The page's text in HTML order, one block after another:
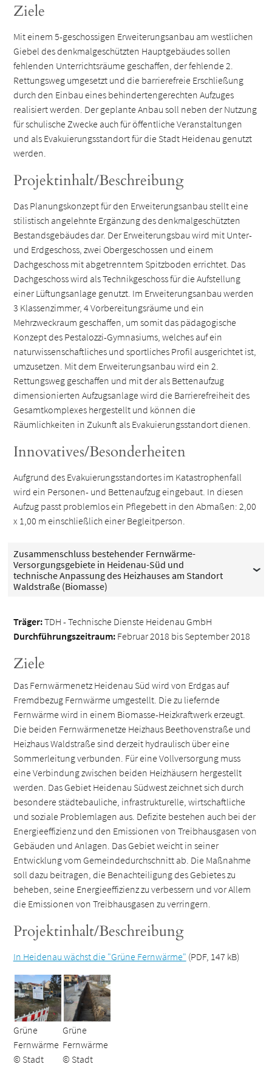
Ziele
Mit einem 5-geschossigen Erweiterungsanbau am westlichen
Giebel des denkmalgeschützten Hauptgebäudes sollen
fehlenden Unterrichtsräume geschaffen, der fehlende 2.
Rettungsweg umgesetzt und die barrierefreie Erschließung
durch den Einbau eines behindertengerechten Aufzuges
realisiert werden. Der geplante Anbau soll neben der Nutzung
für schulische Zwecke auch für öffentliche Veranstaltungen
und als Evakuierungsstandort für die Stadt Heidenau genutzt
werden.
Projektinhalt/Beschreibung
Das Planungskonzept für den Erweiterungsanbau stellt eine
stilistisch angelehnte Ergänzung des denkmalgeschützten
Bestandsgebäudes dar. Der Erweiterungsbau wird mit Unter-
und Erdgeschoss, zwei Obergeschossen und einem
Dachgeschoss mit abgetrenntem Spitzboden errichtet. Das
Dachgeschoss wird als Technikgeschoss für die Aufstellung
einer Lüftungsanlage genutzt. Im Erweiterungsanbau werden
3 Klassenzimmer, 4 Vorbereitungsräume und ein
Mehrzweckraum geschaffen, um somit das pädagogische
Konzept des Pestalozzi-Gymnasiums, welches auf ein
naturwissenschaftliches und sportliches Profil ausgerichtet ist,
umzusetzen. Mit dem Erweiterungsanbau wird ein 2.
Rettungsweg geschaffen und mit der als Bettenaufzug
dimensionierten Aufzugsanlage wird die Barrierefreiheit des
Gesamtkomplexes hergestellt und können die
Räumlichkeiten in Zukunft als Evakuierungsstandort dienen.
Innovatives/Besonderheiten
Aufgrund des Evakuierungsstandortes im Katastrophenfall
wird ein Personen- und Bettenaufzug eingebaut. In diesen
Aufzug passt problemlos ein Pflegebett in den Abmaßen: 2,00
x 1,00 m einschließlich einer Begleitperson.
Zusammenschluss bestehender Fernwärme-
Versorgungsgebiete in Heidenau-Süd und
technische Anpassung des Heizhauses am Standort
Waldstraße (Biomasse)
Träger:TDH - Technische Dienste Heidenau GmbH
Durchführungszeitraum:Februar 2018 bis September 2018
Ziele
Das Fernwärmenetz Heidenau Süd wird von Erdgas auf
Fremdbezug Fernwärme umgestellt. Die zu liefernde
Fernwärme wird in einem Biomasse-Heizkraftwerk erzeugt.
Die beiden Fernwärmenetze Heizhaus Beethovenstraße und
Heizhaus Waldstraße sind derzeit hydraulisch über eine
Sommerleitung verbunden. Für eine Vollversorgung muss
eine Verbindung zwischen beiden Heizhäusern hergestellt
werden. Das Gebiet Heidenau Südwest zeichnet sich durch
besondere städtebauliche, infrastrukturelle, wirtschaftliche
und soziale Problemlagen aus. Defizite bestehen auch bei der
Energieeffizienz und den Emissionen von Treibhausgasen von
Gebäuden und Anlagen. Das Gebiet weicht in seiner
Entwicklung vom Gemeindedurchschnitt ab. Die Maßnahme
soll dazu beitragen, die Benachteiligung des Gebietes zu
beheben, seine Energieeffizienz zu verbessern und vor Allem
die Emissionen von Treibhausgasen zu verringern.
Projektinhalt/Beschreibung
In Heidenau wächst die "Grüne Fernwärme" (PDF, 147 kB)
Grüne
Fernwärme
© Stadt
Grüne
Fernwärme
© Stadt